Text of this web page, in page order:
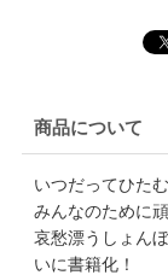
商品について
いつだってひた
みんなのために
哀愁漂うしょん
いに書籍化！